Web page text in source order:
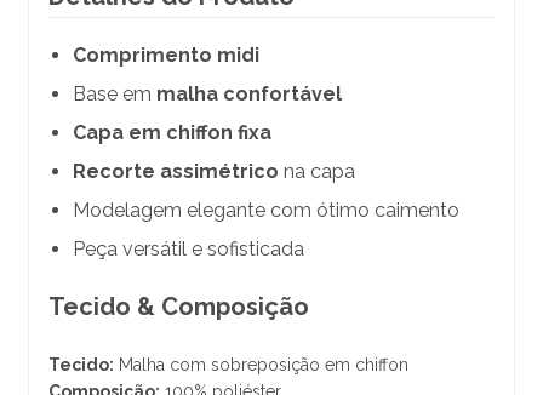
Comprimento midi
Base em malha confortável
Capa em chiffon fixa
Recorte assimétrico na capa
Modelagem elegante com ótimo caimento
Peça versátil e sofisticada
Tecido & Composição
Tecido: Malha com sobreposição em chiffon